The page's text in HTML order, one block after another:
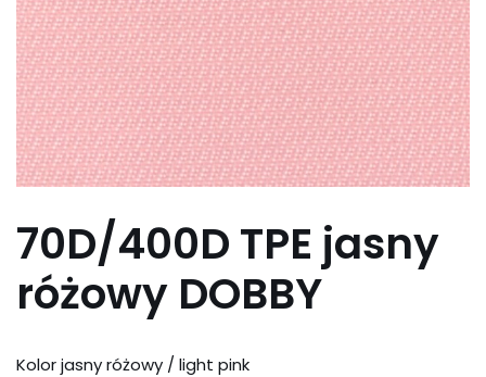
70D/400D TPE jasny
różowy DOBBY
Kolor jasny różowy / light pink